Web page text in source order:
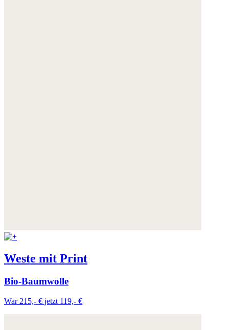
Weste mit Print
Bio-Baumwolle
War 215,- € jetzt 119,- €